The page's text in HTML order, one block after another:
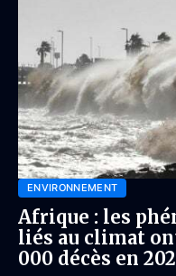
ENVIRONNEMENT
Afrique : les
liés au climat
000 décès en